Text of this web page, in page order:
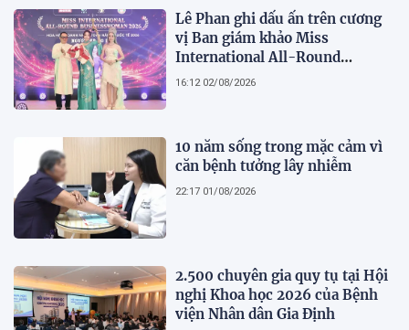
Lê Phan ghi dấu ấn trên cương
vị Ban giám khảo Miss
International All-Round
Businesswoman 2026: Thanh
16:12 02/08/2026
10 năm sống trong mặc cảm vì
căn bệnh tưởng lây nhiễm
22:17 01/08/2026
2.500 chuyên gia quy tụ tại Hội
nghị Khoa học 2026 của Bệnh
viện Nhân dân Gia Định